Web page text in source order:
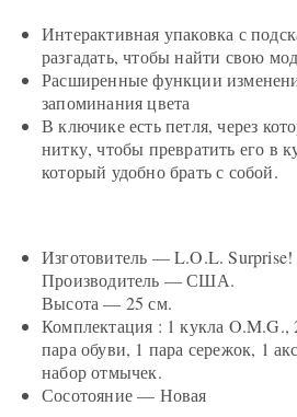
Интерактивная упаковка с
разгадать, чтобы найти свою
Расширенные функции
запоминания цвета
В ключике есть петля, через
нитку, чтобы превратить его в
который удобно брать с собой.
Изготовитель —L.O.L. Surprise!
Производитель —США.
Высота — 25 см.
Комплектация : 1 кукла
пара обуви, 1 пара сережок, 1
набор отмычек.
Сосотояние — Новая